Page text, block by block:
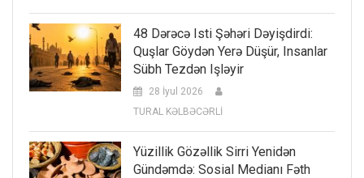
48 Dərəcə Isti Şəhəri Dəyişdirdi:
Quşlar Göydən Yerə Düşür, Insanlar
Sübh Tezdən Işləyir
28 İyul 2026
TURAL KƏLBƏCƏRLİ
Yüzillik Gözəllik Sirri Yenidən
Gündəmdə: Sosial Medianı Fəth